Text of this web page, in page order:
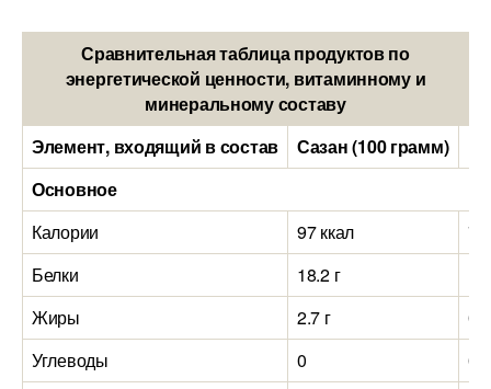
Сравнительная таблица продуктов по
энергетической ценности, витаминному и
минеральному составу
Элемент, входящий в состав
Сазан (100 грамм)
Основное
Калории
97 ккал
72
Белки
18.2 г
Жиры
2.7 г
Углеводы
0
0